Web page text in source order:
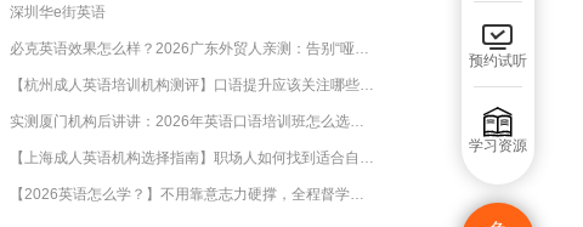

预约试听

学习资源
深圳华e街英语